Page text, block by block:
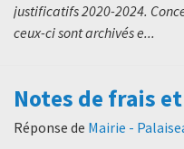
justificatifs 2020-2024.
ceux-ci sont archivés e...
Notes de frais
Réponse de Mairie -